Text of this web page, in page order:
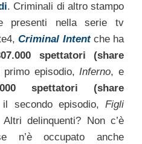
. Criminali di altro stampo
presenti nella serie tv
Criminal Intentche ha
spettatori (share
primo episodio,Inferno, e
spettatori (share
secondo episodio, Figli
delinquenti? Non c’è
n’è occupato anche